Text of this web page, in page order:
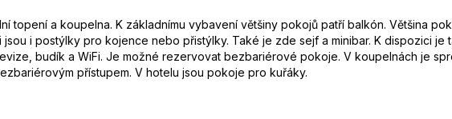
topení a koupelna. K základnímu vybavení většiny pokojů patří balkón. Většina
jsou i postýlky pro kojence nebo přistýlky. Také je zde sejf a minibar. K dispozici je
budík a WiFi. Je možné rezervovat bezbariérové pokoje. V koupelnách je
přístupem. V hotelu jsou pokoje pro kuřáky.